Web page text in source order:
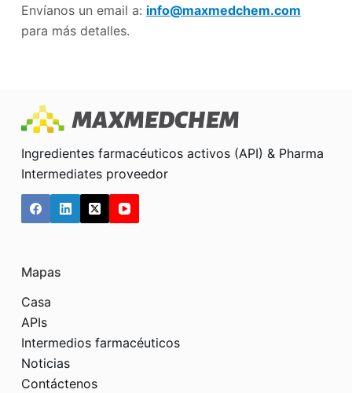
Envíanos un email a: info@maxmedchem.com
para más detalles.
Ingredientes farmacéuticos activos (API) & Pharma
Intermediates proveedor
Mapas
Casa
APIs
Intermedios farmacéuticos
Noticias
Contáctenos